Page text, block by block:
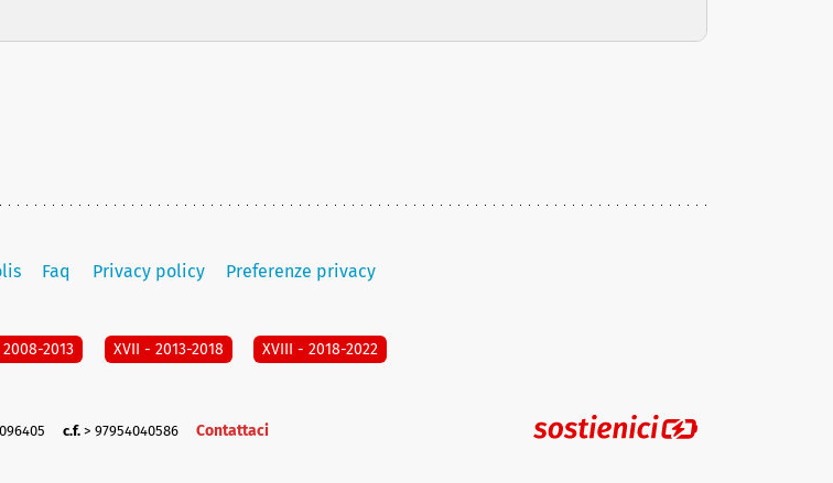
Faq Privacy policy Preferenze privacy
2013 XVII - 2013-2018 XVIII - 2018-2022
c.f. > 97954040586 Contattaci